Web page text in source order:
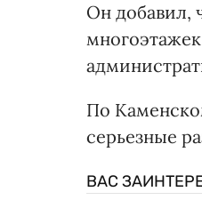
Он добавил,
По
серьезные
ВАС